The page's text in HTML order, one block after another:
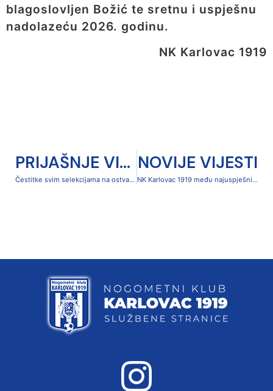
blagoslovljen Božić te sretnu i uspješnu
nadolazeću 2026. godinu.
NK Karlovac 1919
PRIJAŠNJE VIJESTI
Čestitke svim selekcijama na ostvarenom, uz želje za još bolje i uspješnije proljeće
NOVIJE VIJESTI
NK Karlovac 1919 među najuspješnijima 2025.: nagrade za Brunu Furača i Marka Žuljevića